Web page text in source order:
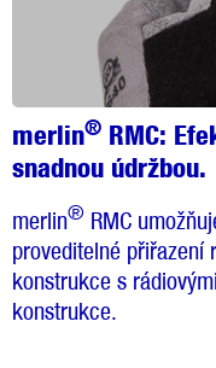
merlin® RMC:
snadnou údržbou.
merlin® RMC
proveditelné přiřazení
konstrukce s
konstrukce.